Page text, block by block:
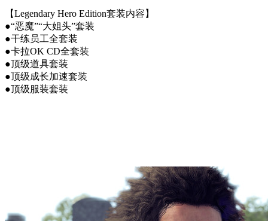
【Legendary Hero Edition套装内容】
●“恶魔”“大姐头”套装
●干练员工全套装
●卡拉OK CD全套装
●顶级道具套装
●顶级成长加速套装
●顶级服装套装